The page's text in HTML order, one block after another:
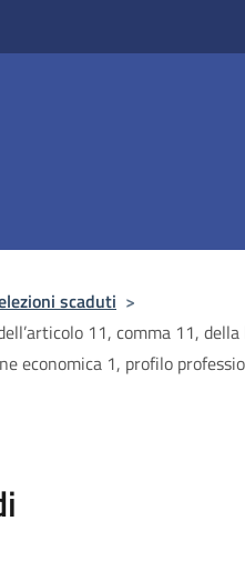
scaduti >
11, comma 11,
economica 1, profilo